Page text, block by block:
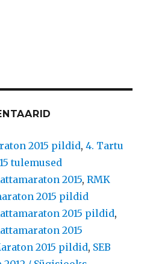
2015 pildid,4. Tartu
tulemused
2015,RMK
2015 pildid
2015 pildid,
2015
2015 pildid, SEB